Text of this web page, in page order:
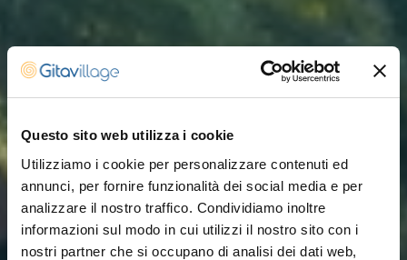
Questo sito web utilizza i cookie
Utilizziamo i cookie per personalizzare contenuti ed
annunci, per fornire funzionalità dei social media e per
analizzare il nostro traffico. Condividiamo inoltre
informazioni sul modo in cui utilizzi il nostro sito con i
nostri partner che si occupano di analisi dei dati web,